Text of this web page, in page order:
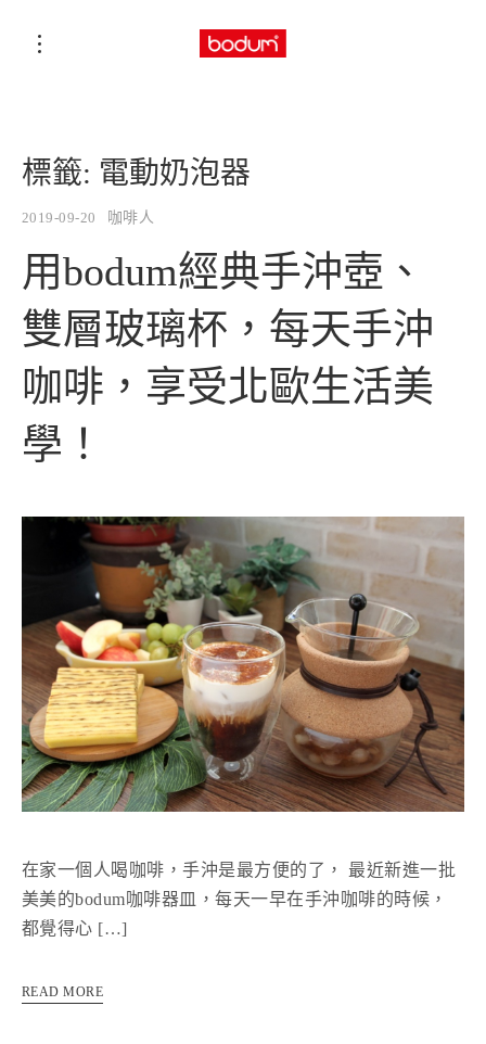
標籤: 電動奶泡器
2019-09-20 咖啡人
用bodum經典手沖壺、
雙層玻璃杯，每天手沖
咖啡，享受北歐生活美
學！
在家一個人喝咖啡，手沖是最方便的了， 最近新進一批
美美的bodum咖啡器皿，每天一早在手沖咖啡的時候，
都覺得心 […]
READ MORE